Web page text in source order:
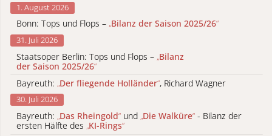
1. August 2026
Bonn: Tops und Flops – „Bilanz der Saison 2025/26“
31. Juli 2026
Staatsoper Berlin: Tops und Flops – „Bilanz
der Saison 2025/26“
Bayreuth: „Der fliegende Holländer“, Richard Wagner
30. Juli 2026
Bayreuth: „Das Rheingold“ und „Die Walküre“ - Bilanz der
ersten Hälfte des „KI-Rings“